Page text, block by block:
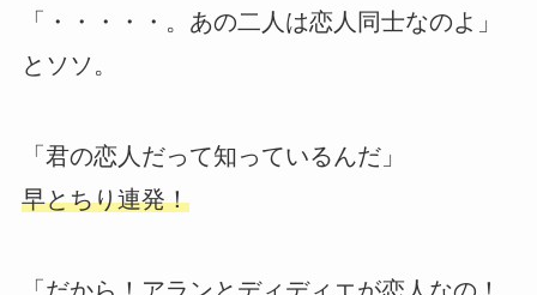
「・・・・・。あの二人は恋人同士なのよ」
とソソ。
「君の恋人だって知っているんだ」
早とちり連発！
「だから！アランとディディエが恋人なの！